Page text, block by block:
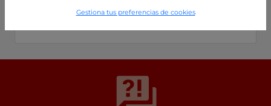
Gestiona tus preferencias de cookies
P49220053388C2